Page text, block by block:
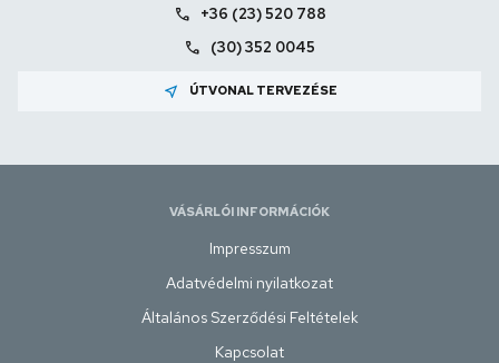
call +36 (23) 520 788
call (30) 352 0045
near_me ÚTVONAL TERVEZÉSE
VÁSÁRLÓI INFORMÁCIÓK
Impresszum
Adatvédelmi nyilatkozat
Általános Szerződési Feltételek
Kapcsolat